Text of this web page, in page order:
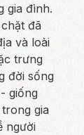
gia đình.
đã
và loài
trưng
đời sống
giống
gia
người